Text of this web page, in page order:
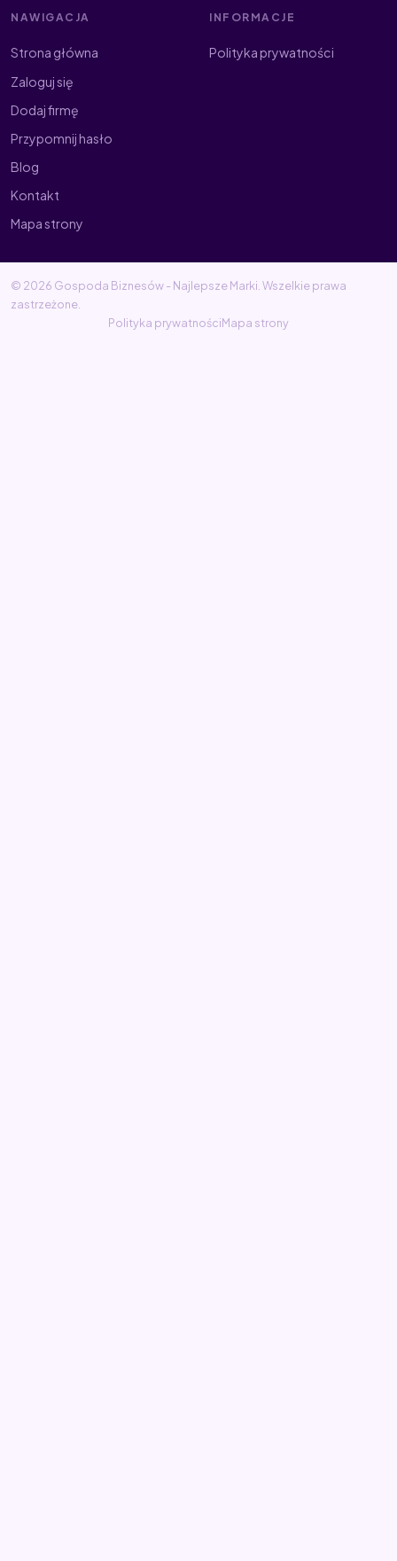
NAWIGACJA
Strona główna
Zaloguj się
Dodaj firmę
Przypomnij hasło
Blog
Kontakt
Mapa strony
INFORMACJE
Polityka prywatności
© 2026 Gospoda Biznesów - Najlepsze Marki. Wszelkie prawa
zastrzeżone.
Polityka prywatnościMapa strony